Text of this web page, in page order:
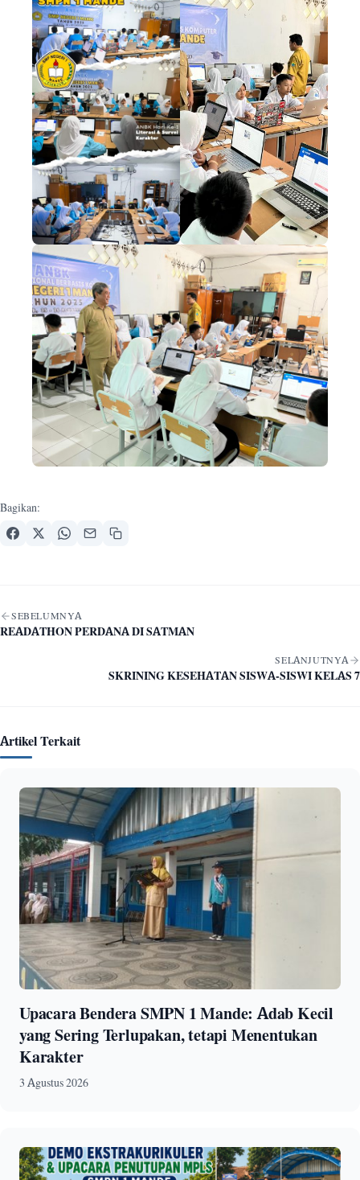
Bagikan:
Navigasi artikel
SEBELUMNYA
READATHON PERDANA DI SATMAN
SELANJUTNYA
SKRINING KESEHATAN SISWA-SISWI KELAS 7
Artikel Terkait
Upacara Bendera SMPN 1 Mande: Adab Kecil
yang Sering Terlupakan, tetapi Menentukan
Karakter
3 Agustus 2026